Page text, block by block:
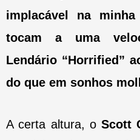
implacável na
tocam a uma
Lendário “Horrified”
do que em sonhos
A certa altura, oScott